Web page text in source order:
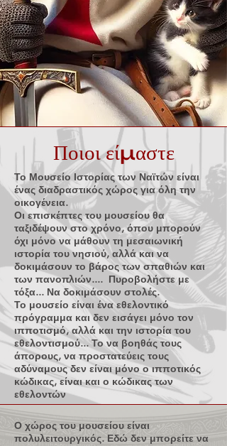
Ποιοι είμαστε
Το Μουσείο Ιστορίας των Ναϊτών είναι
ένας διαδραστικός χώρος για όλη την
οικογένεια.
Οι επισκέπτες του μουσείου θα
ταξιδέψουν στο χρόνο, όπου μπορούν
όχι μόνο να μάθουν τη μεσαιωνική
ιστορία του νησιού, αλλά και να
δοκιμάσουν το βάρος των σπαθιών και
των πανοπλιών.... Πυροβολήστε με
τόξα... Να δοκιμάσουν στολές.
Το μουσείο είναι ένα εθελοντικό
πρόγραμμα και δεν εισάγει μόνο τον
ιπποτισμό, αλλά και την ιστορία του
εθελοντισμού... Το να βοηθάς τους
άπορους, να προστατεύεις τους
αδύναμους δεν είναι μόνο ο ιπποτικός
κώδικας, είναι και ο κώδικας των
εθελοντών
Ο χώρος του μουσείου είναι
πολυλειτουργικός. Εδώ δεν μπορείτε να